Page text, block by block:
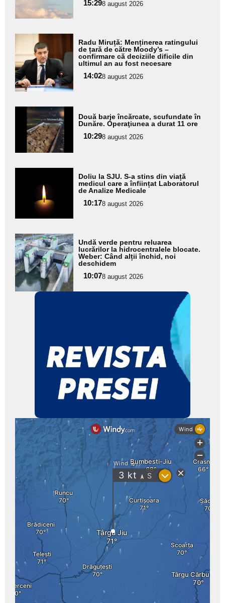
15:298 august 2026
Adaugă
aici textul
pentru
subtitlu
Radu Miruță: Menținerea ratingului
de țară de către Moody’s –
confirmare că deciziile dificile din
ultimul an au fost necesare
14:028 august 2026
Adaugă
aici textul
pentru
subtitlu
Două barje încărcate, scufundate în
Dunăre. Operaţiunea a durat 11 ore
10:298 august 2026
aici textul
pentru
subtitlu
Doliu la SJU. S-a stins din viață
medicul care a înființat Laboratorul
de Analize Medicale
10:178 august 2026
Adaugă
aici textul
pentru
subtitlu
Undă verde pentru reluarea
lucrărilor la hidrocentralele blocate.
Weber: Când alții închid, noi
deschidem
10:078 august 2026